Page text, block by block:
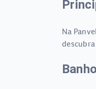
Na
Banho